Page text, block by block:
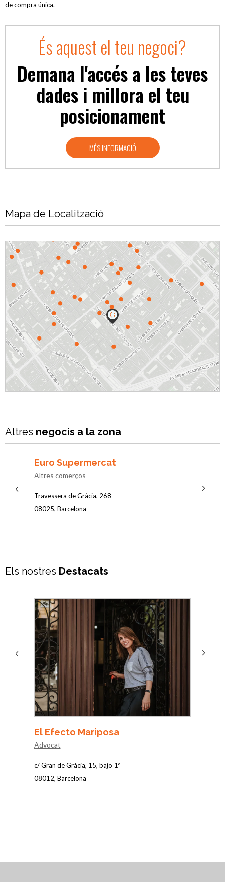
de compra única.
És aquest el teu negoci?
Demana l'accés a les teves
dades i millora el teu
posicionament
MÉS INFORMACIÓ
Mapa de Localització
Altres negocis a la zona
Euro Supermercat
Altres comerços
Travessera de Gràcia, 268
08025, Barcelona
Previous
Els nostres Destacats
El Efecto Mariposa
Advocat
c/ Gran de Gràcia, 15, bajo 1º
08012, Barcelona